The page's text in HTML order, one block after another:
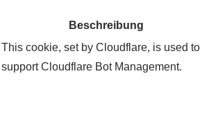
Beschreibung
This cookie, set by Cloudflare, is used to
support Cloudflare Bot Management.